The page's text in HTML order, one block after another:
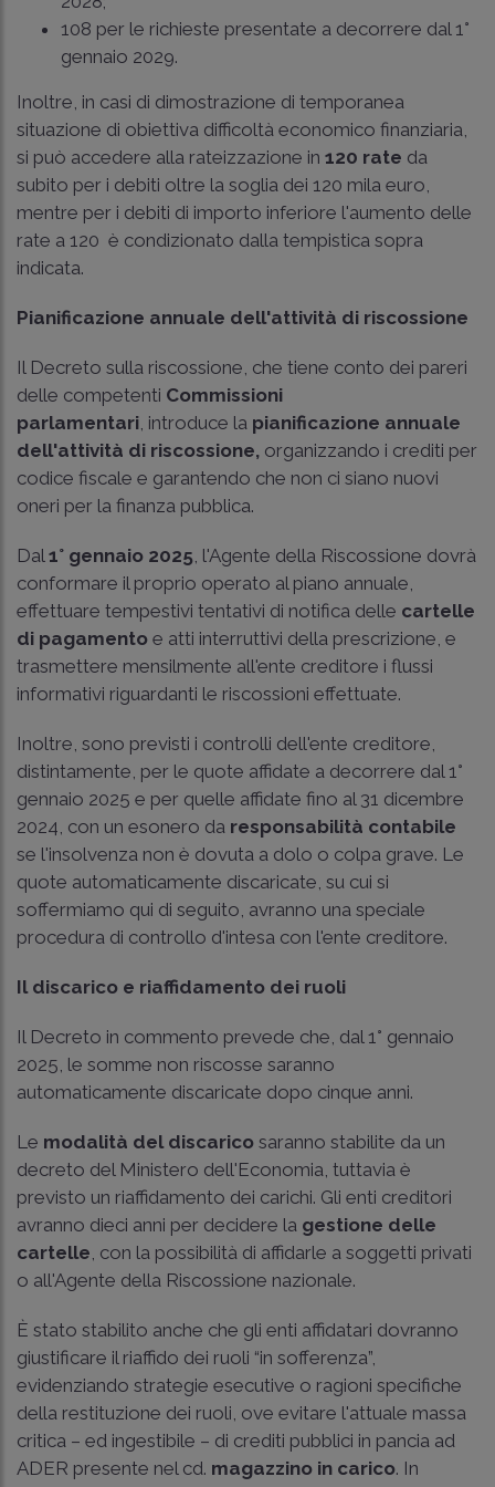
108 per le richieste presentate a decorrere dal 1°
gennaio 2029.
Inoltre, in casi di dimostrazione di temporanea
situazione di obiettiva difficoltà economico finanziaria,
si può accedere alla rateizzazione in 120 rate da
subito per i debiti oltre la soglia dei 120 mila euro,
mentre per i debiti di importo inferiore l'aumento delle
rate a 120 è condizionato dalla tempistica sopra
indicata.
Pianificazione annuale dell'attività di riscossione
Il Decreto sulla riscossione, che tiene conto dei pareri
delle competenti Commissioni
parlamentari, introduce la pianificazione annuale
dell'attività di riscossione, organizzando i crediti per
codice fiscale e garantendo che non ci siano nuovi
oneri per la finanza pubblica.
Dal1° gennaio 2025, l'Agente della Riscossione dovrà
conformare il proprio operato al piano annuale,
effettuare tempestivi tentativi di notifica delle cartelle
di pagamento e atti interruttivi della prescrizione, e
trasmettere mensilmente all'ente creditore i flussi
informativi riguardanti le riscossioni effettuate.
Inoltre, sono previsti i controlli dell'ente creditore,
distintamente, per le quote affidate a decorrere dal 1°
gennaio 2025 e per quelle affidate fino al 31 dicembre
2024, con un esonero da responsabilità contabile
se l'insolvenza non è dovuta a dolo o colpa grave. Le
quote automaticamente discaricate, su cui si
soffermiamo qui di seguito, avranno una speciale
procedura di controllo d'intesa con l'ente creditore.
Il discarico e riaffidamento dei ruoli
Il Decreto in commento prevede che, dal 1° gennaio
2025, le somme non riscosse saranno
automaticamente discaricate dopo cinque anni.
Le modalità del discarico saranno stabilite da un
decreto del Ministero dell'Economia, tuttavia è
previsto un riaffidamento dei carichi. Gli enti creditori
avranno dieci anni per decidere la gestione delle
cartelle, con la possibilità di affidarle a soggetti privati
o all'Agente della Riscossione nazionale.
È stato stabilito anche che gli enti affidatari dovranno
giustificare il riaffido dei ruoli “in sofferenza”,
evidenziando strategie esecutive o ragioni specifiche
della restituzione dei ruoli, ove evitare l'attuale massa
critica – ed ingestibile – di crediti pubblici in pancia ad
ADER presente nel cd. magazzino in carico. In